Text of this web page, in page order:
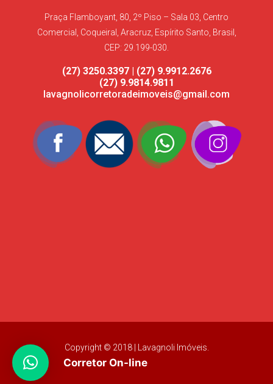
Praça Flamboyant, 80, 2º Piso – Sala 03, Centro
Comercial, Coqueiral, Aracruz, Espírito Santo, Brasil,
CEP: 29.199-030.
(27) 3250.3397 | (27) 9.9912.2676
(27) 9.9814.9811
lavagnolicorretoradeimoveis@gmail.com
Copyright © 2018 | Lavagnoli Imóveis.
Corretor On-line